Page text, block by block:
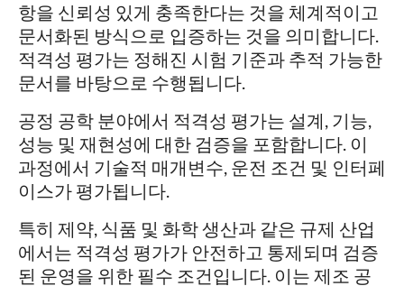
항을 신뢰성 있게 충족한다는 것을 체계적이고
문서화된 방식으로 입증하는 것을 의미합니다.
적격성 평가는 정해진 시험 기준과 추적 가능한
문서를 바탕으로 수행됩니다.
공정 공학 분야에서 적격성 평가는 설계, 기능,
성능 및 재현성에 대한 검증을 포함합니다. 이
과정에서 기술적 매개변수, 운전 조건 및 인터페
이스가 평가됩니다.
특히 제약, 식품 및 화학 생산과 같은 규제 산업
에서는 적격성 평가가 안전하고 통제되며 검증
된 운영을 위한 필수 조건입니다. 이는 제조 공